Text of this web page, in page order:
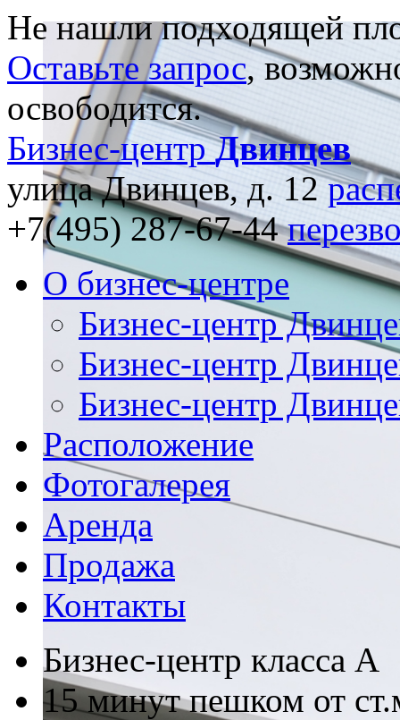
Не нашли подходящей
Оставьте запрос,
освободится.
Бизнес-центрДвинцев
улица Двинцев, д. 12
+7(495) 287-67-44
О бизнес-центре
Бизнес-центр
Бизнес-центр
Бизнес-центр
Расположение
Фотогалерея
Аренда
Продажа
Контакты
Бизнес-центр класса А
15 минут пешком от